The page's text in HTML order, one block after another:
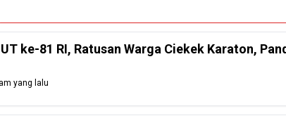
ke-81 RI, Ratusan Warga Ciekek Karaton,
yang lalu